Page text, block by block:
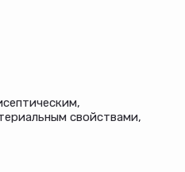
свойствами,
и бактерии.